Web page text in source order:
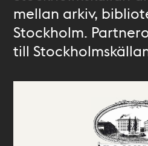
mellan arkiv,
Stockholm.
till